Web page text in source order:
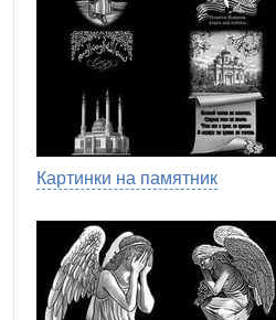
Картинки на памятник